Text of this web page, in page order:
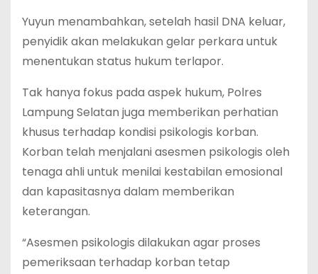
Yuyun menambahkan, setelah hasil DNA keluar,
penyidik akan melakukan gelar perkara untuk
menentukan status hukum terlapor.
Tak hanya fokus pada aspek hukum, Polres
Lampung Selatan juga memberikan perhatian
khusus terhadap kondisi psikologis korban.
Korban telah menjalani asesmen psikologis oleh
tenaga ahli untuk menilai kestabilan emosional
dan kapasitasnya dalam memberikan
keterangan.
“Asesmen psikologis dilakukan agar proses
pemeriksaan terhadap korban tetap